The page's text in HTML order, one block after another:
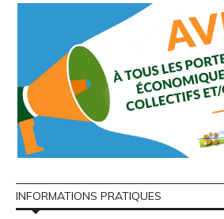
INFORMATIONS PRATIQUES